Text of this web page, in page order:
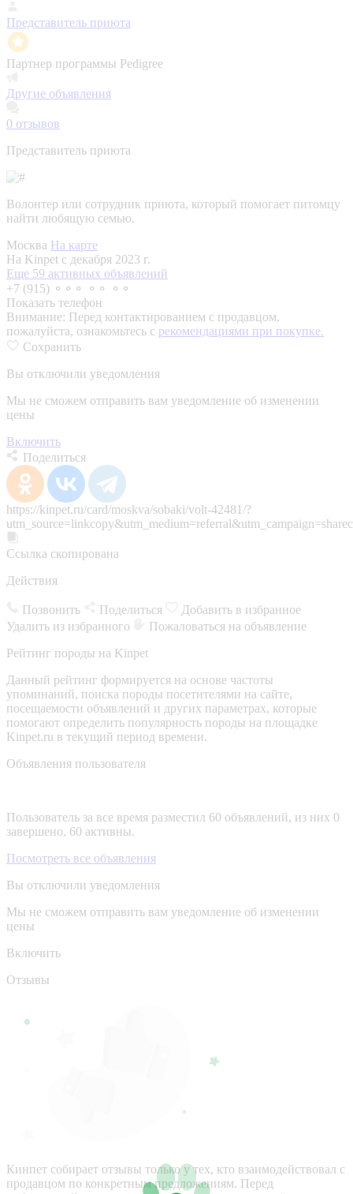
Представитель приюта
Партнер программы Pedigree
Другие объявления
0 отзывов
Представитель приюта
Волонтер или сотрудник приюта, который помогает питомцу
найти любящую семью.
Москва На карте
На Kinpet c декабря 2023 г.
Еще 59 активных объявлений
+7 (915) ⚬⚬⚬ ⚬⚬ ⚬⚬
Показать телефон
Внимание: Перед контактированием с продавцом,
пожалуйста, ознакомьтесь с рекомендациями при покупке.
Сохранить
Вы отключили уведомления
Мы не сможем отправить вам уведомление об изменении
цены
Включить
Поделиться
https://kinpet.ru/card/moskva/sobaki/volt-42481/?
Ссылка скопирована
Действия
Позвонить Поделиться
Добавить в избранное
Удалить из избранного
Пожаловаться на объявление
Рейтинг породы на Kinpet
Данный рейтинг формируется на основе частоты
упоминаний, поиска породы посетителями на сайте,
посещаемости объявлений и других параметрах, которые
помогают определить популярность породы на площадке
Kinpet.ru в текущий период времени.
Объявления пользователя
Пользователь за все время разместил 60 объявлений, из них 0
завершено, 60 активны.
Посмотреть все объявления
Вы отключили уведомления
Мы не сможем отправить вам уведомление об изменении
цены
Включить
Отзывы
Кинпет собирает отзывы только у тех, кто взаимодействовал с
продавцом по конкретным предложениям. Перед